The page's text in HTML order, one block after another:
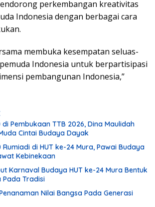
perkembangan kreativitas
Indonesia dengan berbagai cara
membuka kesempatan seluas-
Indonesia untuk berpartisipasi
pembangunan Indonesia,”
di Pembukaan TTB 2026, Dina Maulidah
Cintai Budaya Dayak
Rumiadi di HUT ke-24 Mura, Pawai Budaya
Kebinekaan
Karnaval Budaya HUT ke-24 Mura Bentuk
Pada Tradisi
Nilai Bangsa Pada Generasi